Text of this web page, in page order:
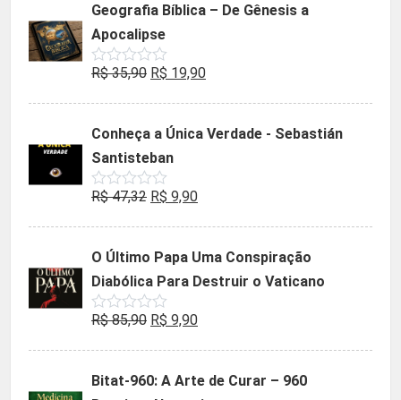
Geografia Bíblica – De Gênesis a
Apocalipse
Avaliação
de
R$35,90 O
era:
R$ 35,90.
R$ 19,90O
é:
Conheça a Única Verdade - Sebastián
Santisteban
Avaliação
de
R$47,32 O
era:
R$ 47,32.
R$ 9,90O
é:
R$ 9,90.
O Último Papa Uma Conspiração
Diabólica Para Destruir o Vaticano
Avaliação
de
R$85,90 O
era:
R$ 9,90O
é:
Bitat-960: A Arte de Curar – 960